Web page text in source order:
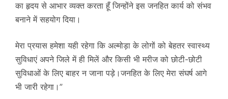
का हृदय से आभार व्यक्त करता हूँ जिन्होंने इस जनहित कार्य को संभव
बनाने में सहयोग दिया।
मेरा प्रयास हमेशा यही रहेगा कि अल्मोड़ा के लोगों को बेहतर स्वास्थ्य
सुविधाएं अपने जिले में ही मिलें और किसी भी मरीज को छोटी-छोटी
सुविधाओं के लिए बाहर न जाना पड़े।जनहित के लिए मेरा संघर्ष आगे
भी जारी रहेगा।”